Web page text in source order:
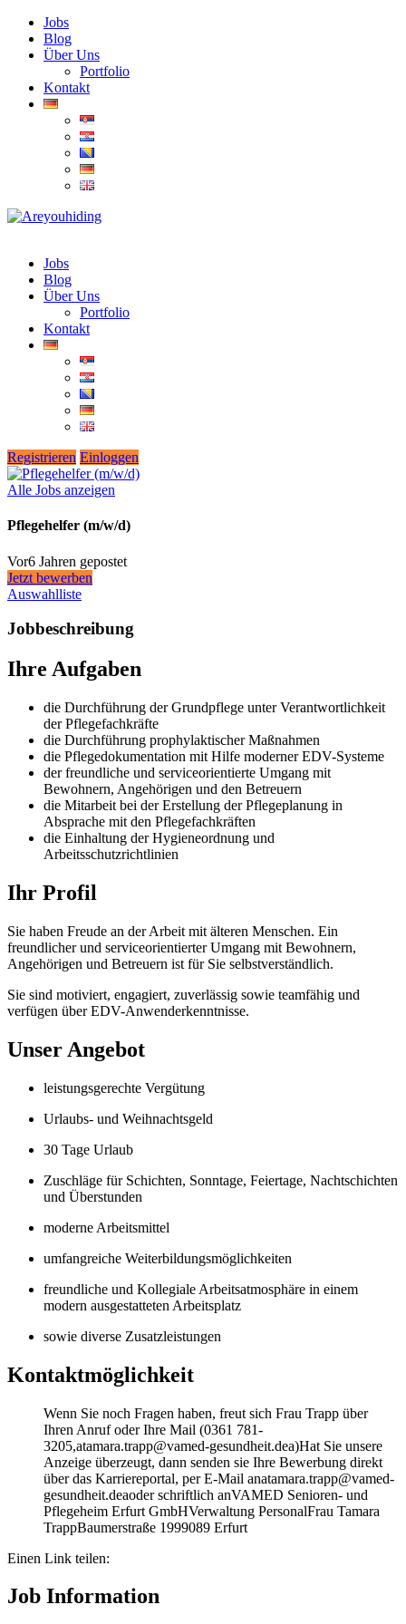
Jobs
Blog
Über Uns
Portfolio
Kontakt
Jobs
Blog
Über Uns
Portfolio
Kontakt
Registrieren Einloggen
Alle Jobs anzeigen
Pflegehelfer (m/w/d)
Vor6 Jahren gepostet
Jetzt bewerben
Auswahlliste
Jobbeschreibung
Ihre Aufgaben
die Durchführung der Grundpflege unter Verantwortlichkeit
der Pflegefachkräfte
die Durchführung prophylaktischer Maßnahmen
die Pflegedokumentation mit Hilfe moderner EDV-Systeme
der freundliche und serviceorientierte Umgang mit
Bewohnern, Angehörigen und den Betreuern
die Mitarbeit bei der Erstellung der Pflegeplanung in
Absprache mit den Pflegefachkräften
die Einhaltung der Hygieneordnung und
Arbeitsschutzrichtlinien
Ihr Profil
Sie haben Freude an der Arbeit mit älteren Menschen. Ein
freundlicher und serviceorientierter Umgang mit Bewohnern,
Angehörigen und Betreuern ist für Sie selbstverständlich.
Sie sind motiviert, engagiert, zuverlässig sowie teamfähig und
verfügen über EDV-Anwenderkenntnisse.
Unser Angebot
leistungsgerechte Vergütung
Urlaubs- und Weihnachtsgeld
30 Tage Urlaub
Zuschläge für Schichten, Sonntage, Feiertage, Nachtschichten
und Überstunden
moderne Arbeitsmittel
umfangreiche Weiterbildungsmöglichkeiten
freundliche und Kollegiale Arbeitsatmosphäre in einem
modern ausgestatteten Arbeitsplatz
sowie diverse Zusatzleistungen
Kontaktmöglichkeit
Wenn Sie noch Fragen haben, freut sich Frau Trapp über
Ihren Anruf oder Ihre Mail (0361 781-
3205,atamara.trapp@vamed-gesundheit.dea)Hat Sie unsere
Anzeige überzeugt, dann senden sie Ihre Bewerbung direkt
über das Karriereportal, per E-Mail anatamara.trapp@vamed-
gesundheit.deaoder schriftlich anVAMED Senioren- und
Pflegeheim Erfurt GmbHVerwaltung PersonalFrau Tamara
TrappBaumerstraße 1999089 Erfurt
Einen Link teilen:
Job Information